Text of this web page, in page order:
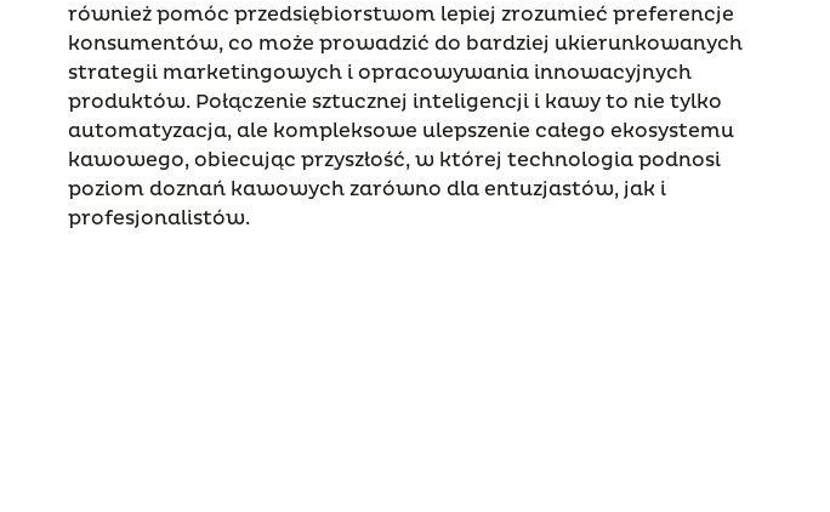
również pomóc przedsiębiorstwom lepiej zrozumieć preferencje
konsumentów, co może prowadzić do bardziej ukierunkowanych
strategii marketingowych i opracowywania innowacyjnych
produktów. Połączenie sztucznej inteligencji i kawy to nie tylko
automatyzacja, ale kompleksowe ulepszenie całego ekosystemu
kawowego, obiecując przyszłość, w której technologia podnosi
poziom doznań kawowych zarówno dla entuzjastów, jak i
profesjonalistów.